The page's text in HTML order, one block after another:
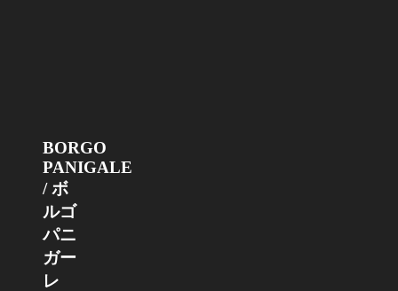
BORGO
PANIGALE
/ ボ
ルゴ
パニ
ガー
レ